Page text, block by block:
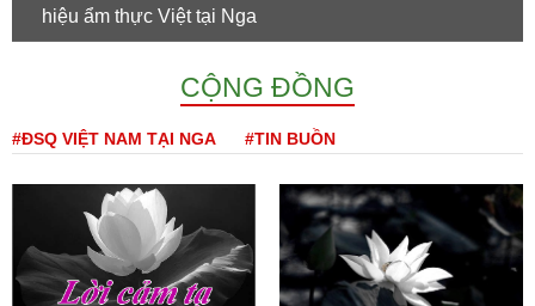
hiệu ẩm thực Việt tại Nga
CỘNG ĐỒNG
#ĐSQ VIỆT NAM TẠI NGA #TIN BUỒN